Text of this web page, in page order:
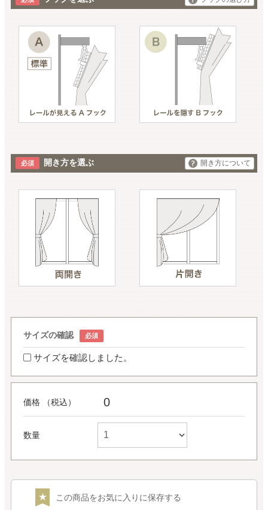
開き方を選ぶ 開き方について
サイズの確認
サイズを確認しました。
価格 （税込） 0
数量
この商品をお気に入りに保存する